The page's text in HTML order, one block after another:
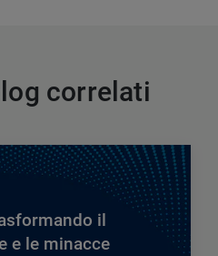
correlati
il
e le minacce